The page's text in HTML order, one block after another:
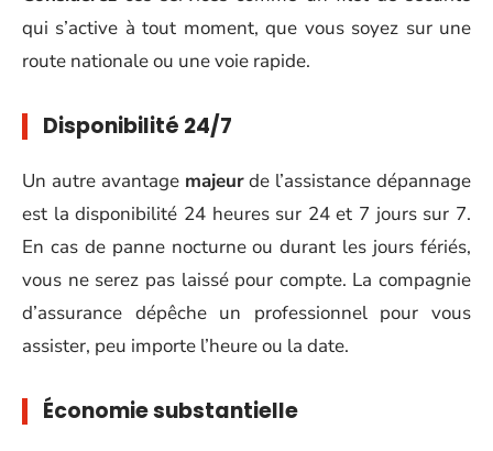
qui s’active à tout moment, que vous soyez sur une
route nationale ou une voie rapide.
Disponibilité 24/7
Un autre avantage majeurde l’assistance dépannage
est la disponibilité 24 heures sur 24 et 7 jours sur 7.
En cas de panne nocturne ou durant les jours fériés,
vous ne serez pas laissé pour compte. La compagnie
d’assurance dépêche un professionnel pour vous
assister, peu importe l’heure ou la date.
Économie substantielle